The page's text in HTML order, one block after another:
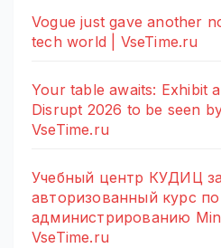
Vogue just gave another
tech world | VseTime.ru
Your table awaits: Exhibit
Disrupt 2026 to be seen
VseTime.ru
Учебный центр КУДИЦ
авторизованный курс по
администрированию
VseTime.ru